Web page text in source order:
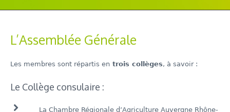
L’Assemblée Générale
Les membres sont répartis en trois collèges, à savoir :
Le Collège consulaire :
La Chambre Régionale d’Agriculture Auvergne Rhône-